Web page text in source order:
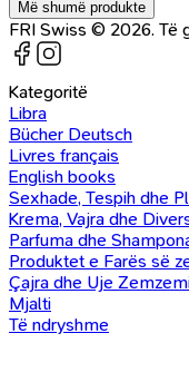
Më shumë produkte
FRI Swiss © 2026. Të
Kategoritë
Libra
Bücher Deutsch
Livres français
English books
Sexhade, Tespih dhe
Krema, Vajra dhe
Parfuma dhe
Produktet e Farës së
Çajra dhe Uje
Mjalti
Të ndryshme